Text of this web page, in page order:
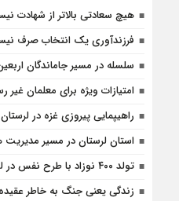
هیچ سعادتی بالاتر از شهادت
فرزندآوری یک انتخاب صرف
سلسله در مسیر جاماندگان
امتیازات ویژه برای معلمان
راهیپمایی پیروزی غزه در
استان لرستان در مسیر مدیریت
تولد ۴۰۰ نوزاد با طرح نفس در لرستان
زندگی یعنی جنگ به‌ خاطر